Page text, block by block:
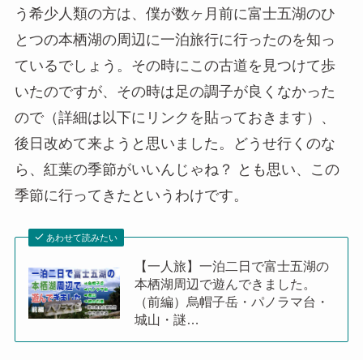
う希少人類の方は、僕が数ヶ月前に富士五湖のひ
とつの本栖湖の周辺に一泊旅行に行ったのを知っ
ているでしょう。その時にこの古道を見つけて歩
いたのですが、その時は足の調子が良くなかった
ので（詳細は以下にリンクを貼っておきます）、
後日改めて来ようと思いました。どうせ行くのな
ら、紅葉の季節がいいんじゃね？ とも思い、この
季節に行ってきたというわけです。
あわせて読みたい
【一人旅】一泊二日で富士五湖の
本栖湖周辺で遊んできました。
（前編）烏帽子岳・パノラマ台・
城山・謎…